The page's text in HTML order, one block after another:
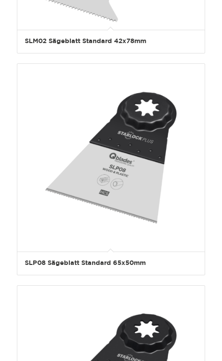
SLM02 Sägeblatt Standard 42x78mm
SLP08 Sägeblatt Standard 65x50mm